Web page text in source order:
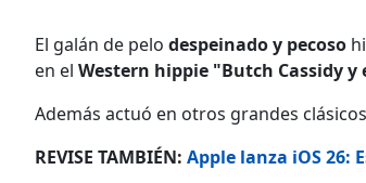
El galán de pelo despeinado y pecoso
en el Western hippie "Butch Cassidy y
Además actuó en otros grandes
REVISE TAMBIÉN: Apple lanza iOS 26: